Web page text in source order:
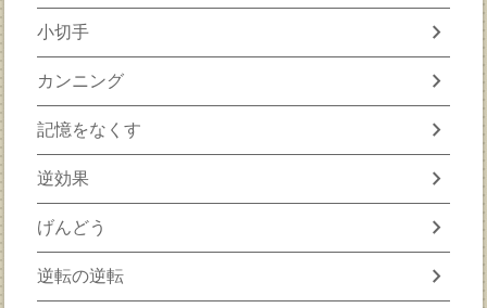
小切手 chevron_right
カンニング chevron_right
記憶をなくす chevron_right
逆効果 chevron_right
げんどう chevron_right
逆転の逆転 chevron_right